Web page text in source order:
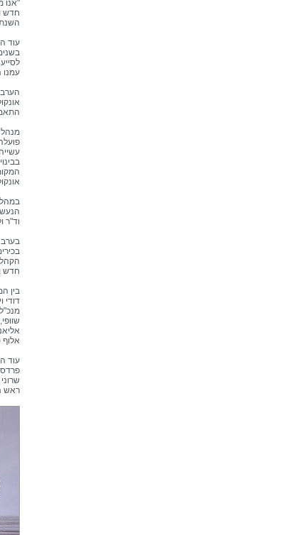
"אנו
חדש
עוד
עמנו
מנהל
וד"ר
בערב
חדש
דודי
אלוף
עוד
פרדס
ראש